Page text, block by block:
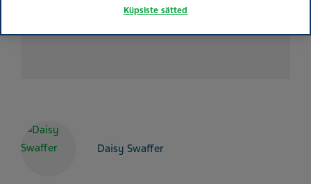
Daisy Swaffer
Küpsiste sätted